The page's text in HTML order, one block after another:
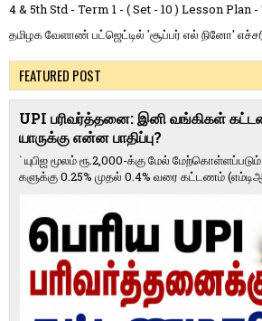
4 & 5th Std - Term 1 - ( Set - 10 ) Lesson Plan
தமிழக வேளாண் பட்ஜெட்டில் 'சூப்பர் எல் நினோ'
FEATURED POST
UPI பரிவர்த்தனை: இனி வங்கிகள்
யாருக்கு என்ன பாதிப்பு?
` யுபிஐ மூலம் ரூ.2,000-க்கு மேல்
களுக்கு 0.25% முதல் 0.4% வரை கட்​ட​ணம்